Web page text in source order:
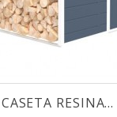
CASETA RESINA...